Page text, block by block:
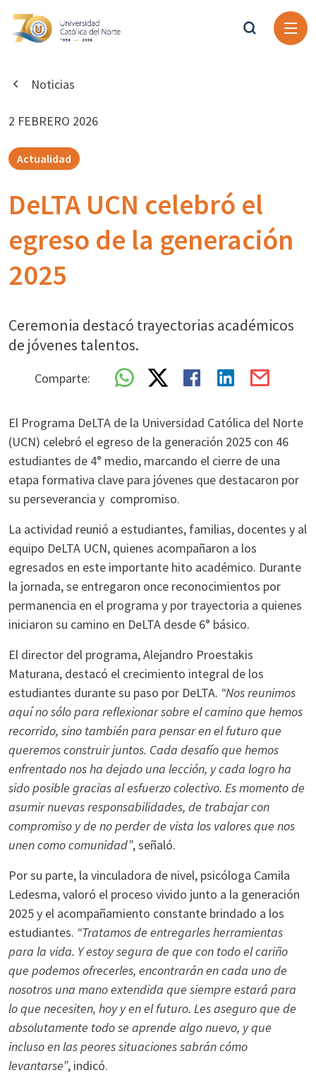
Noticias
2 FEBRERO 2026
Actualidad
DeLTA UCN celebró el
egreso de la generación
2025
Ceremonia destacó trayectorias académicos
de jóvenes talentos.
Comparte:
El Programa DeLTA de la Universidad Católica del Norte
(UCN) celebró el egreso de la generación 2025 con 46
estudiantes de 4° medio, marcando el cierre de una
etapa formativa clave para jóvenes que destacaron por
su perseverancia y compromiso.
La actividad reunió a estudiantes, familias, docentes y al
equipo DeLTA UCN, quienes acompañaron a los
egresados en este importante hito académico. Durante
la jornada, se entregaron once reconocimientos por
permanencia en el programa y por trayectoria a quienes
iniciaron su camino en DeLTA desde 6° básico.
El director del programa, Alejandro Proestakis
Maturana, destacó el crecimiento integral de los
estudiantes durante su paso por DeLTA. “Nos reunimos
aquí no sólo para reflexionar sobre el camino que hemos
recorrido, sino también para pensar en el futuro que
queremos construir juntos. Cada desafío que hemos
enfrentado nos ha dejado una lección, y cada logro ha
sido posible gracias al esfuerzo colectivo. Es momento de
asumir nuevas responsabilidades, de trabajar con
compromiso y de no perder de vista los valores que nos
unen como comunidad”, señaló.
Por su parte, la vinculadora de nivel, psicóloga Camila
Ledesma, valoró el proceso vivido junto a la generación
2025 y el acompañamiento constante brindado a los
estudiantes. “Tratamos de entregarles herramientas
para la vida. Y estoy segura de que con todo el cariño
que podemos ofrecerles, encontrarán en cada uno de
nosotros una mano extendida que siempre estará para
lo que necesiten, hoy y en el futuro. Les aseguro que de
absolutamente todo se aprende algo nuevo, y que
incluso en las peores situaciones sabrán cómo
levantarse”, indicó.